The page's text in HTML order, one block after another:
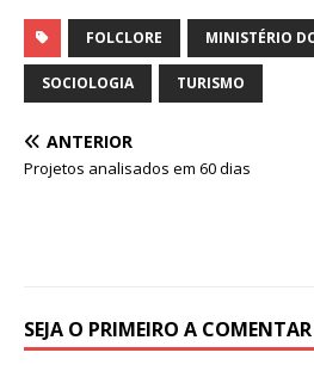
h
at
s
A
p
a
c
e
b
o
n
k
e
n
w
it
te
m
ai
l
FOLCLORE MINISTÉRIO
SOCIOLOGIA TURISMO
ANTERIOR
Projetos analisados em 60 dias
SEJA O PRIMEIRO A COMENTAR